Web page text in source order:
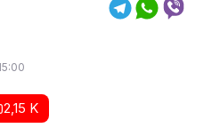
2,15 K